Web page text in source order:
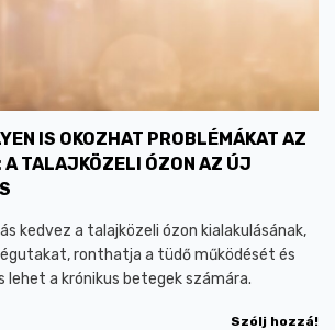
IS OKOZHAT PROBLÉMÁKAT AZ
A TALAJKÖZELI ÓZON AZ ÚJ
kedvez a talajközeli ózon kialakulásának,
ronthatja a tüdő működését és
lehet a krónikus betegek számára.
Szólj hozzá!